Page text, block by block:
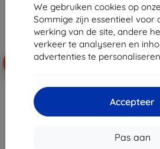
We gebruiken cookies op
Sommige zijn essentieel voor
werking van de site, andere
verkeer te analyseren en
advertenties te
Accepteer
Pas aan
-10%